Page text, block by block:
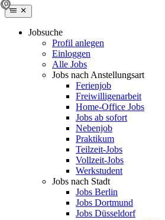
Jobsuche
Profil anlegen
Einloggen
Alle Jobs
Jobs nach Anstellungsart
Ferienjob
Freiwilligenarbeit
Home-Office Jobs
Jobs ab sofort
Nebenjob
Praktikum
Teilzeit-Jobs
Vollzeit-Jobs
Werkstudent
Jobs nach Stadt
Jobs Berlin
Jobs Dortmund
Jobs Düsseldorf